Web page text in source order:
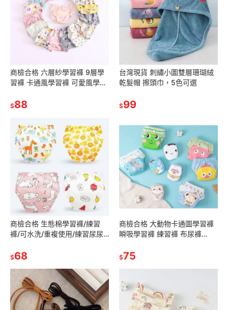
商檢合格 六層紗學習褲 9層學
習褲 卡通風學習褲 可愛風學習
$88
台灣現貨 刺繡小圖雙層珊瑚絨
乾髮帽 擦頭巾，5色可選
$99
商檢合格 生態棉學習褲/練習
褲/可水洗/重複使用/練習尿尿
$68
商檢合格 大動物卡通圖學習褲
瞬吸學習褲 練習褲 布尿褲
$75